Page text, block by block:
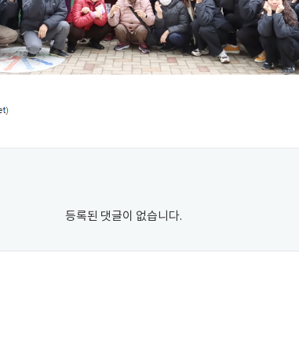
등록된 댓글이 없습니다.